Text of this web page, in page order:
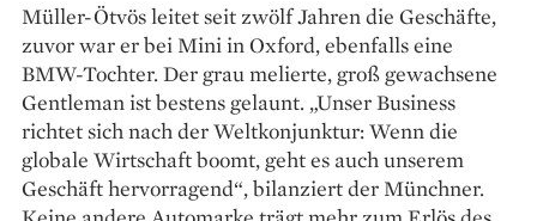
Müller-Ötvös leitet seit zwölf Jahren die Geschäfte,
zuvor war er bei Mini in Oxford, ebenfalls eine
BMW-Tochter. Der grau melierte, groß gewachsene
Gentleman ist bestens gelaunt. „Unser Business
richtet sich nach der Weltkonjunktur: Wenn die
globale Wirtschaft boomt, geht es auch unserem
Geschäft hervorragend“, bilanziert der Münchner.